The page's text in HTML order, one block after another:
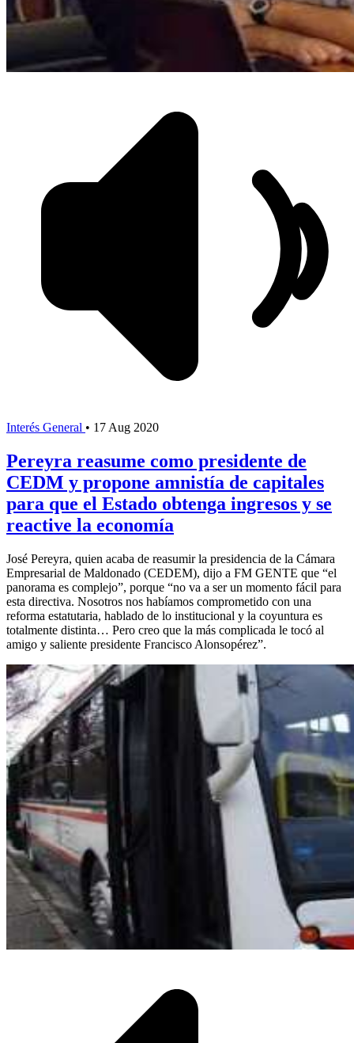
Interés General • 17 Aug 2020
Pereyra reasume como presidente de
CEDM y propone amnistía de capitales
para que el Estado obtenga ingresos y se
reactive la economía
José Pereyra, quien acaba de reasumir la presidencia de la Cámara
Empresarial de Maldonado (CEDEM), dijo a FM GENTE que “el
panorama es complejo”, porque “no va a ser un momento fácil para
esta directiva. Nosotros nos habíamos comprometido con una
reforma estatutaria, hablado de lo institucional y la coyuntura es
totalmente distinta… Pero creo que la más complicada le tocó al
amigo y saliente presidente Francisco Alonsopérez”.